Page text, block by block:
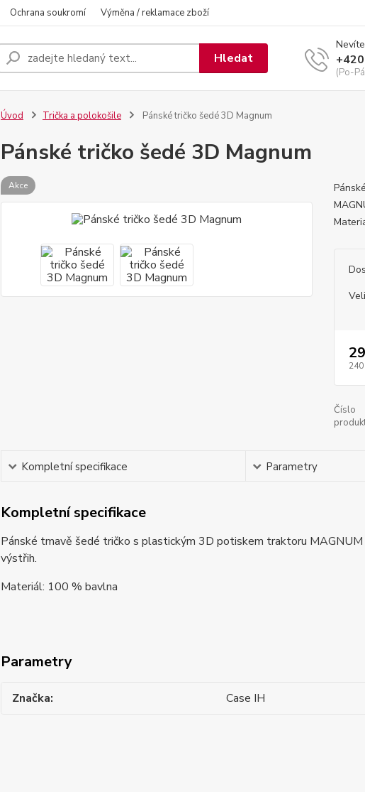
Ochrana soukromí Výměna / reklamace zboží
Hledat
(Po-
Úvod Trička a polokošile Pánské tričko šedé 3D Magnum
Pánské tričko šedé 3D Magnum
Akce
240
Číslo
Kompletní specifikace Parametry
Kompletní specifikace
Pánské tmavě šedé tričko s plastickým 3D potiskem traktoru
výstřih.
Materiál: 100 % bavlna
Parametry
Značka Case IH